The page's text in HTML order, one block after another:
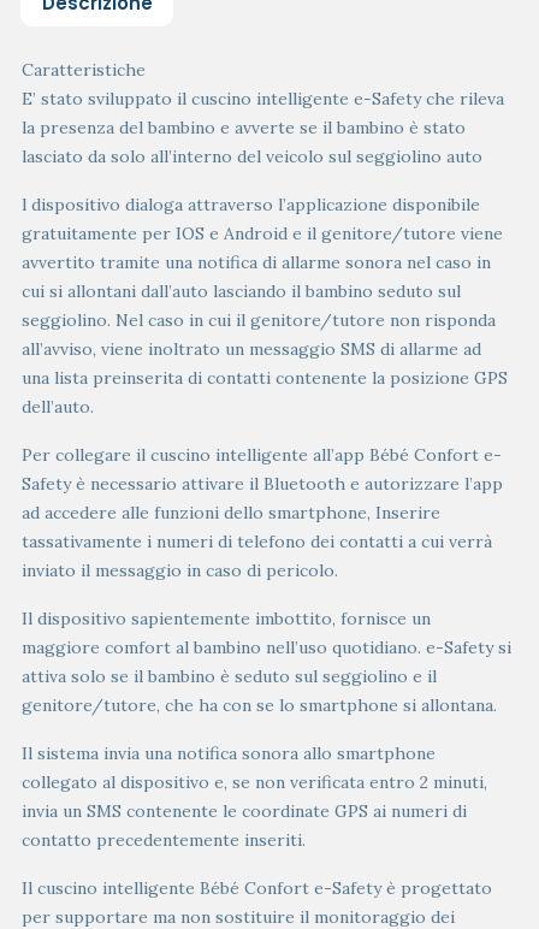
Caratteristiche
E’ stato sviluppato il cuscino intelligente e-Safety che rileva
la presenza del bambino e avverte se il bambino è stato
lasciato da solo all’interno del veicolo sul seggiolino auto
l dispositivo dialoga attraverso l’applicazione disponibile
gratuitamente per IOS e Android e il genitore/tutore viene
avvertito tramite una notifica di allarme sonora nel caso in
cui si allontani dall’auto lasciando il bambino seduto sul
seggiolino. Nel caso in cui il genitore/tutore non risponda
all’avviso, viene inoltrato un messaggio SMS di allarme ad
una lista preinserita di contatti contenente la posizione GPS
dell’auto.
Per collegare il cuscino intelligente all’app Bébé Confort e-
Safety è necessario attivare il Bluetooth e autorizzare l’app
ad accedere alle funzioni dello smartphone, Inserire
tassativamente i numeri di telefono dei contatti a cui verrà
inviato il messaggio in caso di pericolo.
Il dispositivo sapientemente imbottito, fornisce un
maggiore comfort al bambino nell’uso quotidiano. e-Safety si
attiva solo se il bambino è seduto sul seggiolino e il
genitore/tutore, che ha con se lo smartphone si allontana.
Il sistema invia una notifica sonora allo smartphone
collegato al dispositivo e, se non verificata entro 2 minuti,
invia un SMS contenente le coordinate GPS ai numeri di
contatto precedentemente inseriti.
Il cuscino intelligente Bébé Confort e-Safety è progettato
per supportare ma non sostituire il monitoraggio dei